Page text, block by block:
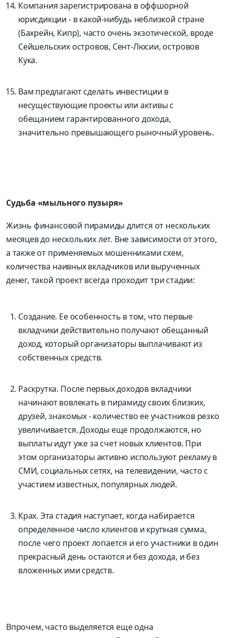
Компания зарегистрирована в оффшорной
юрисдикции - в какой-нибудь неблизкой стране
(Бахрейн, Кипр), часто очень экзотической, вроде
Сейшельских островов, Сент-Люсии, островов
Кука.
Вам предлагают сделать инвестиции в
несуществующие проекты или активы с
обещанием гарантированного дохода,
значительно превышающего рыночный уровень.
Судьба «мыльного пузыря»
Жизнь финансовой пирамиды длится от нескольких
месяцев до нескольких лет. Вне зависимости от этого,
а также от применяемых мошенниками схем,
количества наивных вкладчиков или вырученных
денег, такой проект всегда проходит три стадии:
Создание. Ее особенность в том, что первые
вкладчики действительно получают обещанный
доход, который организаторы выплачивают из
собственных средств.
Раскрутка. После первых доходов вкладчики
начинают вовлекать в пирамиду своих близких,
друзей, знакомых - количество ее участников резко
увеличивается. Доходы еще продолжаются, но
выплаты идут уже за счет новых клиентов. При
этом организаторы активно используют рекламу в
СМИ, социальных сетях, на телевидении, часто с
участием известных, популярных людей.
Крах. Эта стадия наступает, когда набирается
определенное число клиентов и крупная сумма,
после чего проект лопается и его участники в один
прекрасный день остаются и без дохода, и без
вложенных ими средств.
Впрочем, часто выделяется еще одна